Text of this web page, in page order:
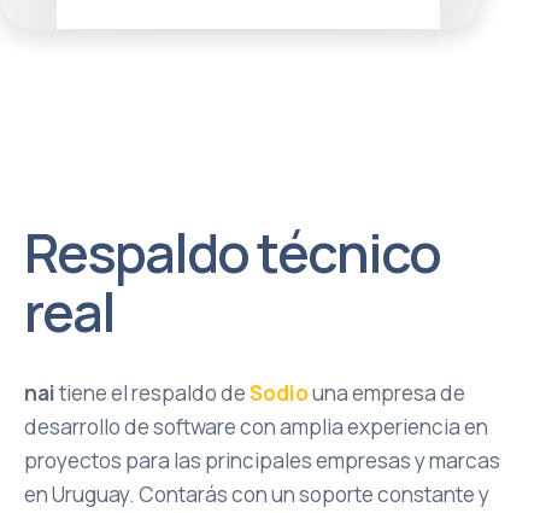
Respaldo técnico
real
naitiene el respaldo deSodiouna empresa de
desarrollo de software con amplia experiencia en
proyectos para las principales empresas y marcas
en Uruguay. Contarás con un soporte constante y